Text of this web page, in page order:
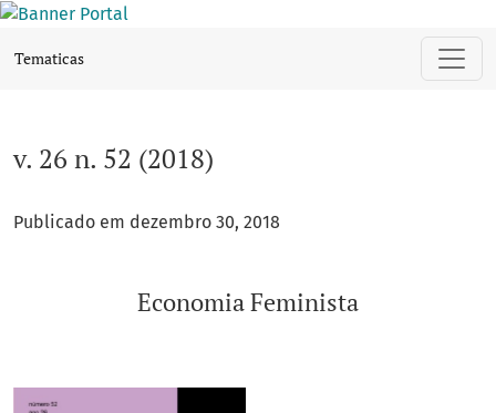
Tematicas
v. 26 n. 52 (2018)
Publicado em dezembro 30, 2018
Economia Feminista